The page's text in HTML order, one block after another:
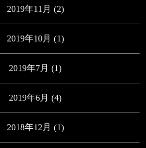
2019年11月 (2)
2019年10月 (1)
2019年7月 (1)
2019年6月 (4)
2018年12月 (1)